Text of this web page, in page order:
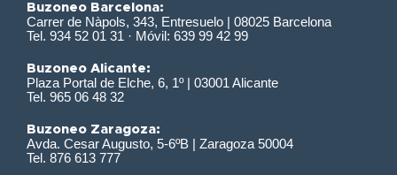
Buzoneo Barcelona:
Carrer de Nàpols, 343, Entresuelo | 08025 Barcelona
Tel. 934 52 01 31 · Móvil: 639 99 42 99
Buzoneo Alicante:
Plaza Portal de Elche, 6, 1º | 03001 Alicante
Tel. 965 06 48 32
Buzoneo Zaragoza:
Avda. Cesar Augusto, 5-6ºB | Zaragoza 50004
Tel. 876 613 777